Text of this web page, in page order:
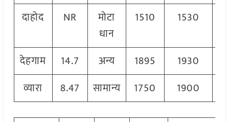
दाहोद
NR
मोटा
धान
1510 1530
देहगाम 14.7 अन्य 1895 1930
व्यारा
8.47 सामान्य 1750 1900